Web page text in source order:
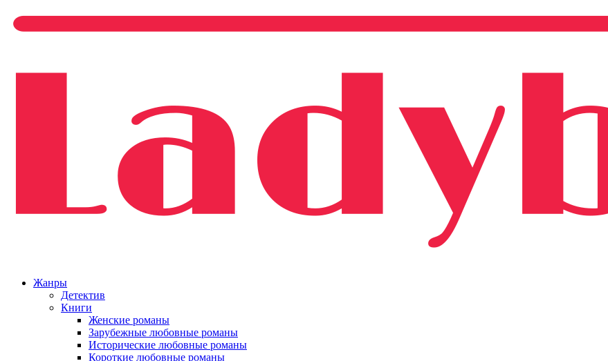
Жанры
Детектив
Книги
Женские романы
Зарубежные любовные романы
Исторические любовные романы
Короткие любовные романы